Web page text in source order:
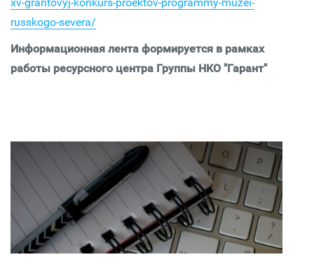
russkogo-severa/
Информационная лента формируется в рамках
работы ресурсного центра Группы НКО "Гарант"